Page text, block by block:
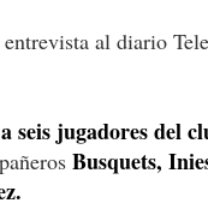
al diario
seis jugadores del
Busquets,